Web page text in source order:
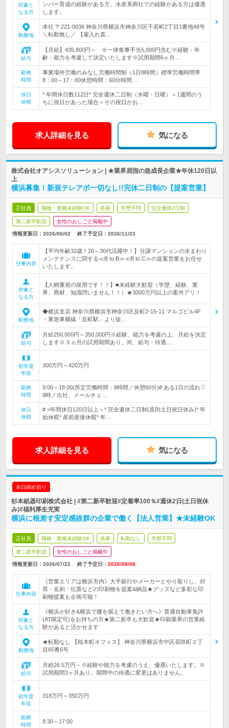
対象と
なる方
ンバー育成の経験がある方。水産系商社での経験がある方は優遇
します。
勤務地
本社 〒221-0036 神奈川県横浜市神奈川区千若町2丁目1番地48号
＼転勤無し／ 【雇入れ直…
給与
【月給】435,800円～ ※一律食事手当5,000円含む※経験・年
齢・能力を考慮して決定いたします※試用期間6ヶ月…
勤務
時間
事業場外労働のみなし労働時間制（1日8時間）標準労働時間帯
8：00～17：00休憩時間：60分時間…
休日
休暇
* 年間休日数112日* 完全週休二日制（水曜・日曜）＜1週間のう
ちに祝日があった場合＞その祝日がお…
求人詳細を見る 気になる
株式会社オアシスソリューション | ★業界屈指の急成長企業★年休120日以
上
横浜募集！新規テレアポ一切なし!!完休二日制の【提案営業】
正社員 職種・業種未経験OK 急募 学歴不問 完全週休2日制
第二新卒歓迎 女性のおしごと掲載中
情報更新日：2026/06/02 終了予定日： 2026/11/23
仕事内容
【平均年齢32歳！20～30代活躍中！】分譲マンションの水まわり
メンテナンスに関する≪B to B≫≪B to C≫の提案営業をお任せ
いたします。
対象と
なる方
【人柄重視の採用です！！】■未経験大歓迎（学歴、経験、業
界、商材、知識問いません！！）★3000万円以上の案件アリ！
勤務地
◆横浜支店 神奈川県横浜市神奈川区反町2-15-11 マルゴビル4F
・東急東横線「反町駅」より徒…
給与
月給250,000円～350,000円※経験、能力を考慮の上、月給を決定
します※３ヵ月の試用期間あり。尚、給与・待遇…
初年度
年収
300万円～420万円
勤務
時間
9:00～18:00(所定労働時間：8時間／休憩60分)# ある1日の流れ▽
9時／出社、メールチェ…
休日
休暇
# <年間休日120日以上＞* 完全週休二日制(原則土日祝日休み)* 年
始休暇* 産前産後休暇* 年…
求人詳細を見る 気になる
本日締め切り
杉本紙器印刷株式会社 | #第二新卒歓迎#定着率100％#週休2日(土日祝休
み)#福利厚生充実
横浜に根差す安定感抜群の企業で働く【法人営業】★未経験OK
正社員 職種・業種未経験OK 急募 転勤なし 学歴不問
第二新卒歓迎 女性のおしごと掲載中
情報更新日：2026/07/22 終了予定日： 2026/08/06
仕事内容
《営業エリアは横浜市内》大手銀行やメーカーとやり取りし、封
筒・名刺・伝票などの印刷物を提案&納品★グッズなど多彩な印
刷物提案も企画可能！
対象と
なる方
《横浜が好き&横浜で腰を据えて働きたい方へ》普通自動車免許
(AT限定可)をお持ちの方★第二新卒も大歓迎★印刷業界の営業経
験があると活かせます
勤務地
★転勤なし 【桜木町オフィス】 神奈川県横浜市中区花咲町２丁
目65番6号
給与
月給26.5万円～※経験や能力を考慮のうえ、優遇いたします。※
試用期間3ヶ月あり。期間中の待遇に変更はありません。
初年度
年収
318万円～350万円
勤務
時間
8:30～17:00